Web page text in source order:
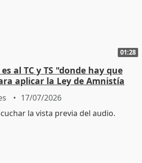
01:28
al TC y TS "donde hay que
aplicar la Ley de Amnistía
17/07/2026